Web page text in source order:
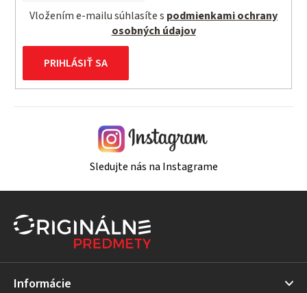
Vložením e-mailu súhlasíte s podmienkami ochrany
osobných údajov
PRIHLÁSIŤ SA
Sledujte nás na Instagrame
ä
Informácie